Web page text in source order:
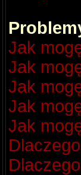
Jak
Jak
Jak
Jak
Jak